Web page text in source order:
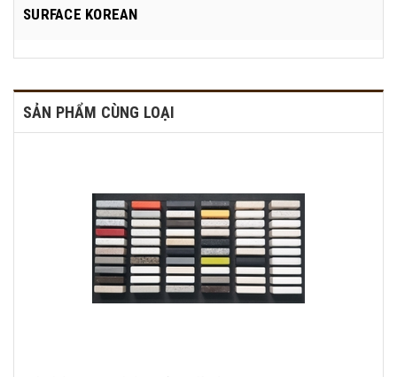
SURFACE KOREAN
SẢN PHẨM CÙNG LOẠI